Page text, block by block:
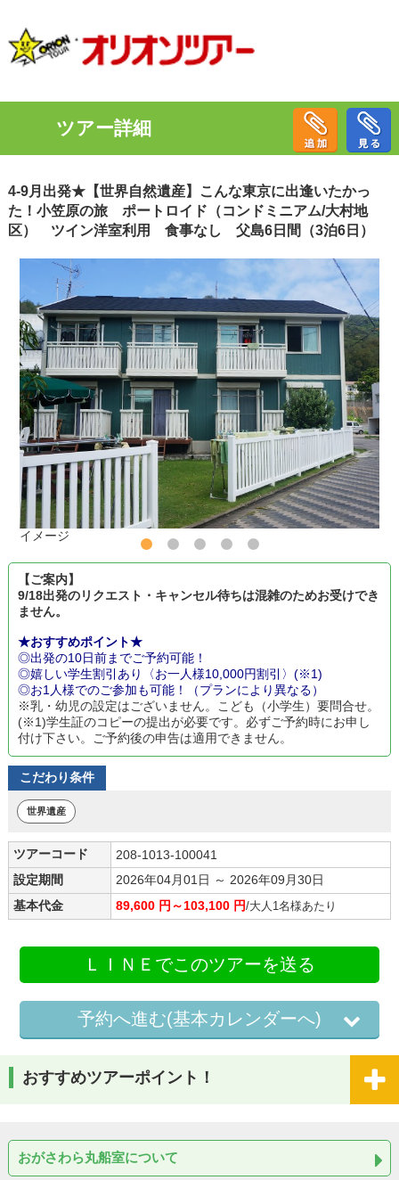
ツアー詳細
4-9月出発★【世界自然遺産】こんな東京に出逢いたかっ
た！小笠原の旅 ポートロイド（コンドミニアム/大村地
区） ツイン洋室利用 食事なし 父島6日間（3泊6日）
イメージ
【ご案内】
9/18出発のリクエスト・キャンセル待ちは混雑のためお受けでき
ません。
★おすすめポイント★
◎出発の10日前までご予約可能！
◎嬉しい学生割引あり〈お一人様10,000円割引〉(※1)
◎お1人様でのご参加も可能！（プランにより異なる）
※乳・幼児の設定はございません。こども（小学生）要問合せ。
(※1)学生証のコピーの提出が必要です。必ずご予約時にお申し
付け下さい。ご予約後の申告は適用できません。
こだわり条件
世界遺産
ツアーコード
208-1013-100041
設定期間
2026年04月01日 ～ 2026年09月30日
基本代金
89,600 円～103,100 円/大人1名様あたり
ＬＩＮＥでこのツアーを送る
予約へ進む(基本カレンダーへ)
おすすめツアーポイント！
おがさわら丸船室について